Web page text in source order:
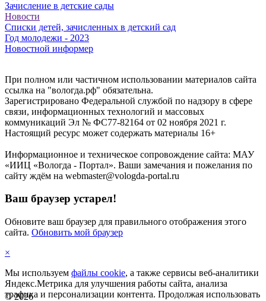
Зачисление в детские сады
Новости
Списки детей, зачисленных в детский сад
Год молодежи - 2023
©2026
Новостной информер
При полном или частичном использовании материалов сайта
ссылка на "вологда.рф" обязательна.
Зарегистрировано Федеральной службой по надзору в сфере
связи, информационных технологий и массовых
коммуникаций Эл № ФС77-82164 от 02 ноября 2021 г.
Настоящий ресурс может содержать материалы 16+
Информационное и техническое сопровождение сайта: МАУ
«ИИЦ «Вологда - Портал». Ваши замечания и пожелания по
сайту ждём на webmaster@vologda-portal.ru
Ваш браузер устарел!
Обновите ваш браузер для правильного отображения этого
сайта. Обновить мой браузер
×
Мы используем файлы cookie, а также сервисы веб-аналитики
Яндекс.Метрика для улучшения работы сайта, анализа
трафика и персонализации контента. Продолжая использовать